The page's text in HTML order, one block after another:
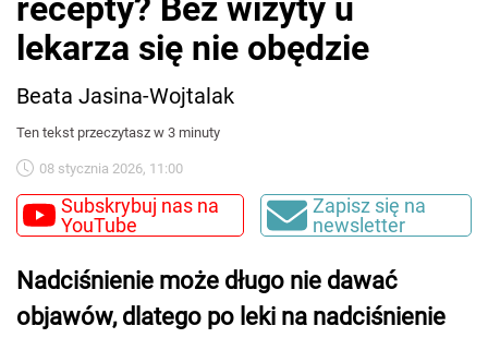
recepty? Bez wizyty u
lekarza się nie obędzie
Beata Jasina-Wojtalak
Ten tekst przeczytasz w 3 minuty
08 stycznia 2026, 11:00
Subskrybuj nas na
YouTube
Zapisz się na
newsletter
Nadciśnienie może długo nie dawać
objawów, dlatego po leki na nadciśnienie